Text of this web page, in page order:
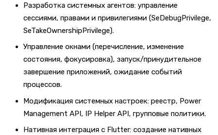
Разработка системных агентов: управление
сессиями, правами и привилегиями (SeDebugPrivilege,
SeTakeOwnershipPrivilege).
Управление окнами (перечисление, изменение
состояния, фокусировка), запуск/принудительное
завершение приложений, ожидание событий
процессов.
Модификация системных настроек: реестр, Power
Management API, IP Helper API, групповые политики.
Нативная интеграция с Flutter: создание нативных